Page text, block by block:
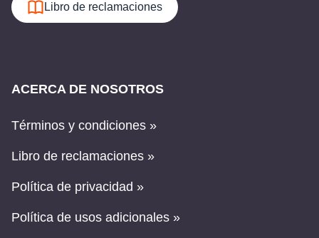
Libro de reclamaciones
ACERCA DE NOSOTROS
Términos y condiciones »
Libro de reclamaciones »
Política de privacidad »
Política de usos adicionales »